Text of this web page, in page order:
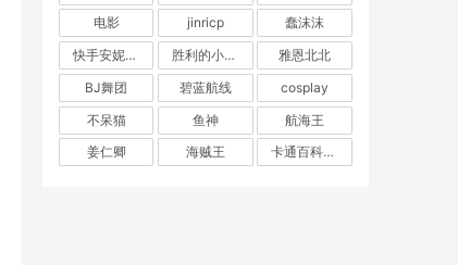
电影
jinricp
蠢沫沫
快手安妮朵朵
胜利的小生活
雅恩北北
BJ舞团
碧蓝航线
cosplay
不呆猫
鱼神
航海王
姜仁卿
海贼王 卡通百科老王